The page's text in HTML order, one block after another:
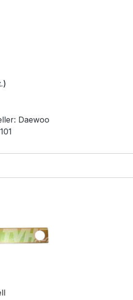
Daewoo